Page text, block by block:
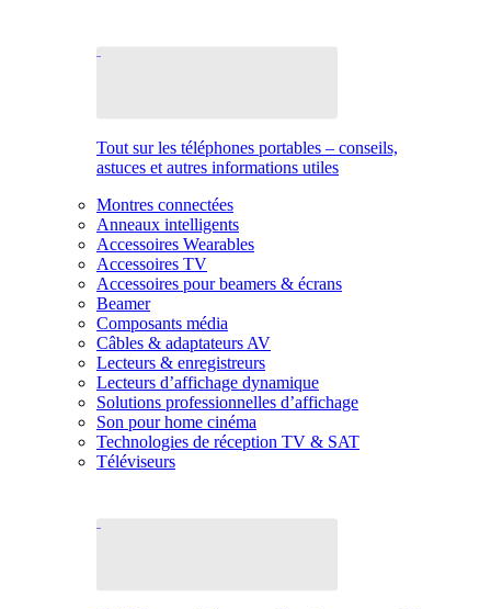
Tout sur les téléphones portables – conseils,
astuces et autres informations utiles
Montres connectées
Anneaux intelligents
Accessoires Wearables
Accessoires TV
Accessoires pour beamers & écrans
Beamer
Composants média
Câbles & adaptateurs AV
Lecteurs & enregistreurs
Lecteurs d’affichage dynamique
Solutions professionnelles d’affichage
Son pour home cinéma
Technologies de réception TV & SAT
Téléviseurs